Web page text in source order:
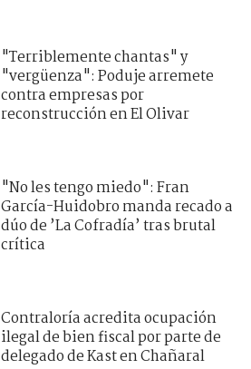
"Terriblemente chantas" y
"vergüenza": Poduje arremete
contra empresas por
reconstrucción en El Olivar
"No les tengo miedo": Fran
García-Huidobro manda recado a
dúo de ’La Cofradía’ tras brutal
crítica
Contraloría acredita ocupación
ilegal de bien fiscal por parte de
delegado de Kast en Chañaral